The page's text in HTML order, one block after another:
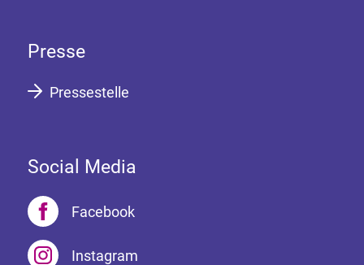
Presse
Pressestelle
Social Media
Facebook
Instagram